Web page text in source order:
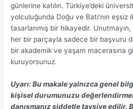
günlerine katılın. Türkiye’deki
yolculuğunda Doğu ve Batı’nın eşsiz
tasarlanmış bir hikayedir.
her bir parçayla sadece bir başvuru
bir akademik ve yaşam macerasına
kuruyorsunuz.
Uyarı: Bu makale yalnızca genel
kişisel durumunuzu
danışmanız şiddetle tavsiye edilir.